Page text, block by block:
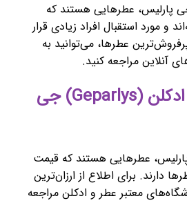
پارلیس، عطرهایی هستند که
و مورد استقبال افراد زیادی قرار
عطرها، می‌توانید به
آنلاین مراجعه کنید.
ارزان‌ترین عطر و ادکلن (Geparlys) جی
عطرهایی هستند که قیمت
دارند. برای اطلاع از ارزان‌ترین
معتبر عطر و ادکلن مراجعه